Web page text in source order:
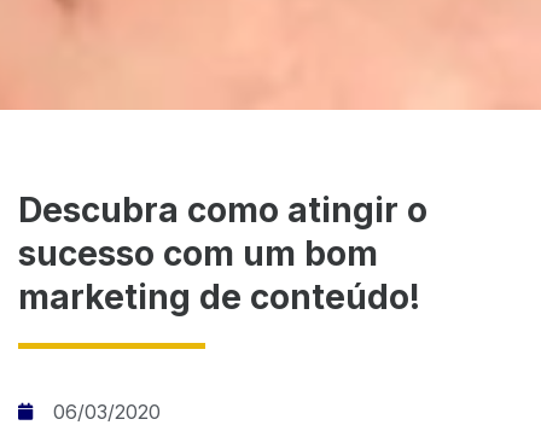
Descubra como atingir o
sucesso com um bom
marketing de conteúdo!
06/03/2020